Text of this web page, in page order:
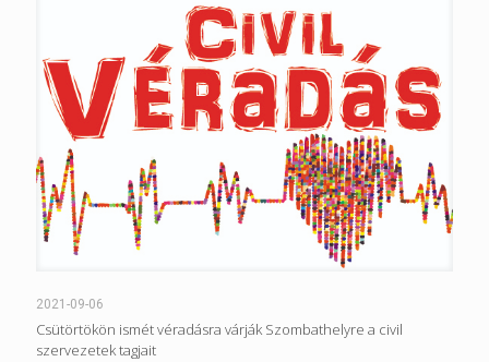
2021-09-06
Csütörtökön ismét véradásra várják Szombathelyre a civil
szervezetek tagjait